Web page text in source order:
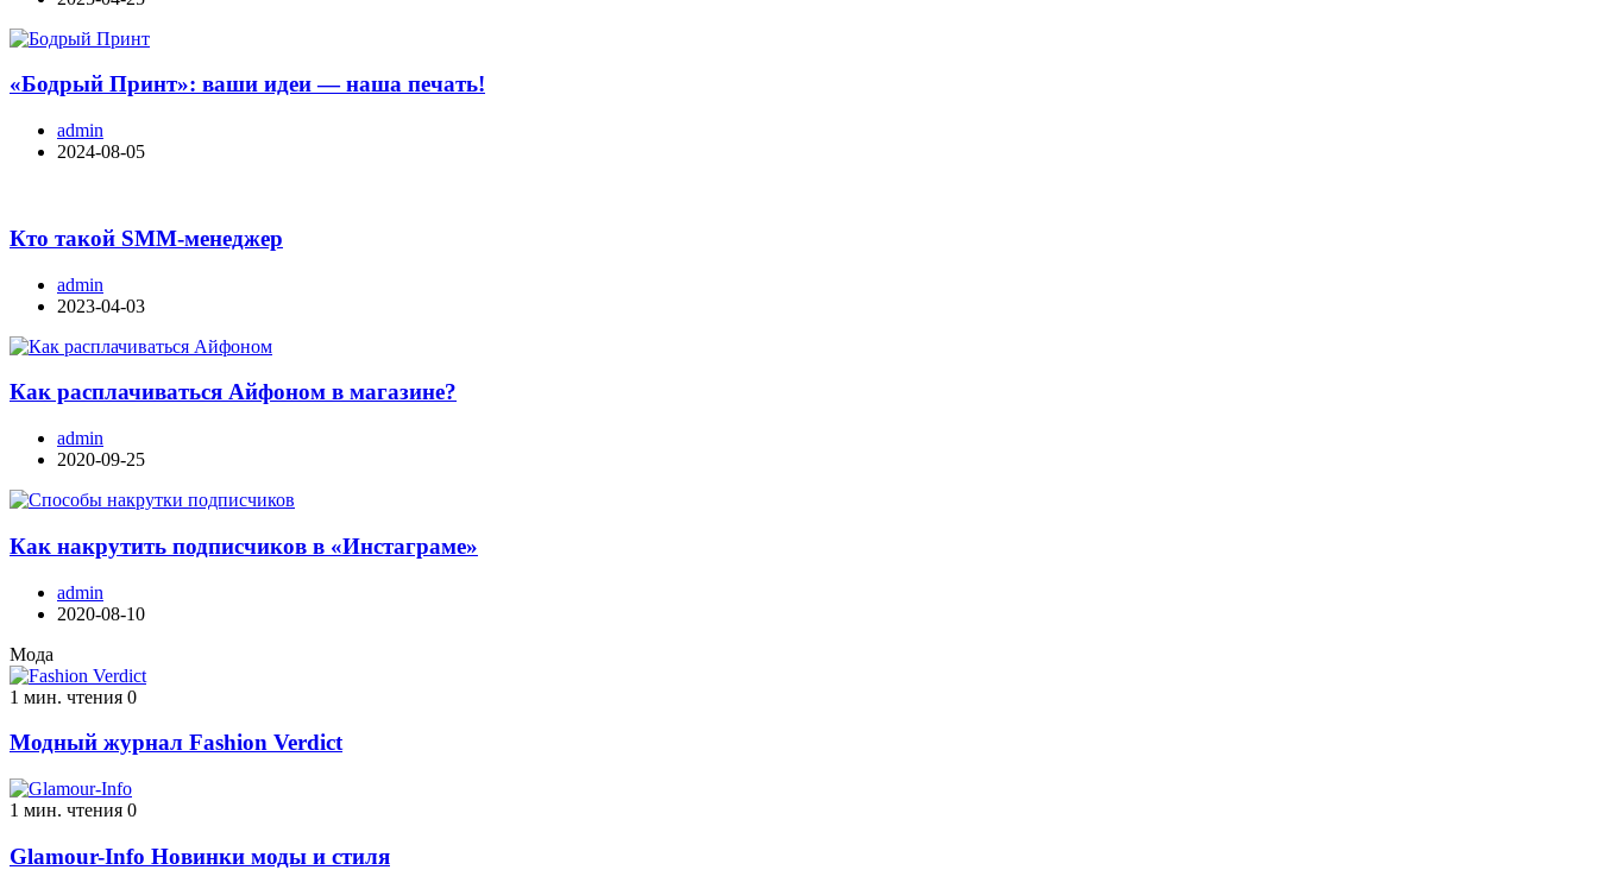
«Бодрый Принт»: ваши идеи — наша печать!
admin
2024-08-05
Кто такой SMM-менеджер
admin
2023-04-03
Как расплачиваться Айфоном в магазине?
admin
2020-09-25
Как накрутить подписчиков в «Инстаграме»
admin
2020-08-10
Мода
1 мин. чтения 0
Модный журнал Fashion Verdict
1 мин. чтения 0
Glamour-Info Новинки моды и стиля